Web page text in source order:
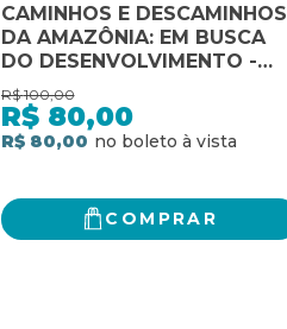
CAMINHOS E DESCAMINHOS
DA AMAZÔNIA: EM BUSCA
DO DESENVOLVIMENTO -
MEIO AMBIENTE E JUSTIÇA
SOCIAL - VOL.02
R$ 100,00
R$ 80,00
R$ 80,00
COMPRAR